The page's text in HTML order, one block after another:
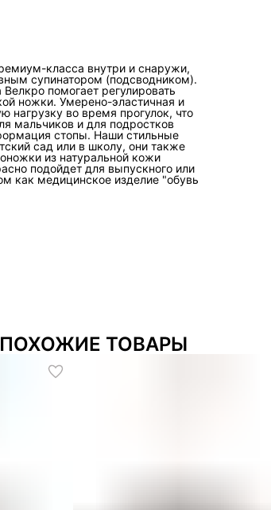
класса внутри и снаружи,
супинатором (подсводником).
помогает регулировать
ножки. Умерено-эластичная и
нагрузку во время прогулок, что
мальчиков и для подростков
стопы. Наши стильные
сад или в школу, они также
из натуральной кожи
подойдет для выпускного или
как медицинское изделие "обувь
ПОХОЖИЕ ТОВАРЫ